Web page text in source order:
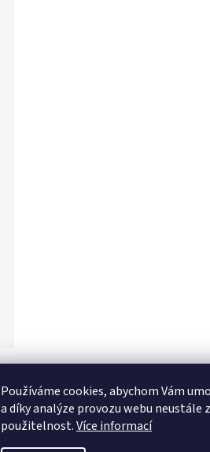
Používáme cookies, abychom Vám
a díky analýze provozu webu neustále
použitelnost.Více informací